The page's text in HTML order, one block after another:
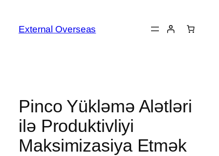
content
External Overseas
Pinco Yükləmə Alətləri
ilə Produktivliyi
Maksimizasiya Etmək